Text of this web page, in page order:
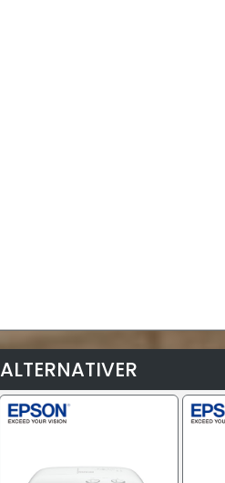
ALTERNATIVER